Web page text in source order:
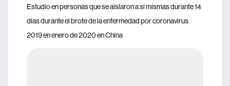
Estudio en personas que se aislaron a sí mismas durante 14
días durante el brote de la enfermedad por coronavirus
2019 en enero de 2020 en China